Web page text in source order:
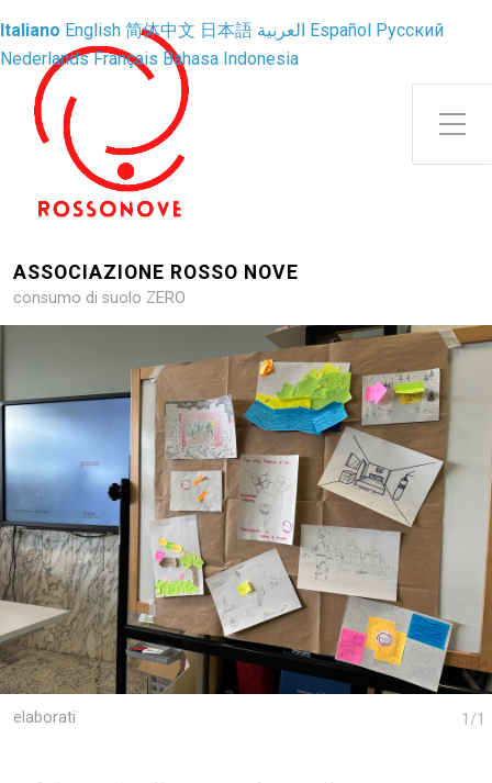
Attiva/disattiva il menu
ASSOCIAZIONE ROSSO NOVE
consumo di suolo ZERO
elaborati 1 /1
Italiano English 简体中文 日本語 العربية Español Русский
Nederlands Français Bahasa Indonesia